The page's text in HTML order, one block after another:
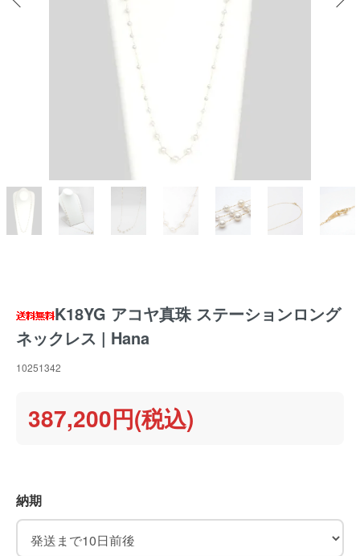
K18YG アコヤ真珠 ステーションロング
ネックレス | Hana
10251342
387,200円(税込)
納期